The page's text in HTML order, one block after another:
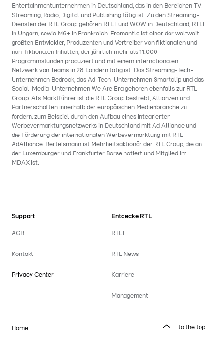
Entertainmentunternehmen in Deutschland, das in den Bereichen TV,
Streaming, Radio, Digital und Publishing tätig ist. Zu den Streaming-
Diensten der RTL Group gehören RTL+ und WOW in Deutschland, RTL+
in Ungarn, sowie M6+ in Frankreich. Fremantle ist einer der weltweit
größten Entwickler, Produzenten und Vertreiber von fiktionalen und
non-fiktionalen Inhalten, der jährlich mehr als 11.000
Programmstunden produziert und mit einem internationalen
Netzwerk von Teams in 28 Ländern tätig ist. Das Streaming-Tech-
Unternehmen Bedrock, das Ad-Tech-Unternehmen Smartclip und das
Social-Media-Unternehmen We Are Era gehören ebenfalls zur RTL
Group. Als Marktführer ist die RTL Group bestrebt, Allianzen und
Partnerschaften innerhalb der europäischen Medienbranche zu
fördern, zum Beispiel durch den Aufbau eines integrierten
Werbevermarktungsnetzwerks in Deutschland mit Ad Alliance und
die Förderung der internationalen Werbevermarktung mit RTL
AdAlliance. Bertelsmann ist Mehrheitsaktionär der RTL Group, die an
der Luxemburger und Frankfurter Börse notiert und Mitglied im
MDAX ist.
Support
AGB
Kontakt
Privacy Center
Entdecke RTL
RTL+
RTL News
Karriere
Management
Home to the top